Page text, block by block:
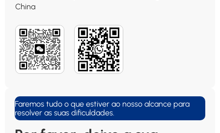
China
Faremos tudo o que estiver ao nosso alcance para
resolver as suas dificuldades.